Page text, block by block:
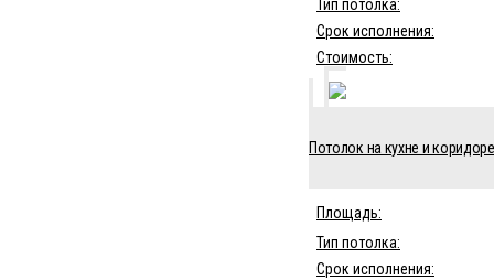
Тип потолка:
Срок исполнения:
Стоимость:
Потолок на кухне и
Площадь:
Тип потолка:
Срок исполнения: